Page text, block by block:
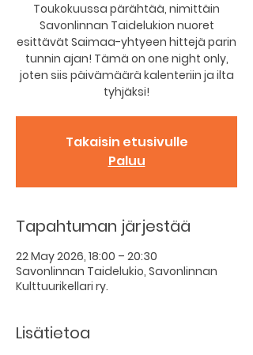
Toukokuussa pärähtää, nimittäin
Savonlinnan Taidelukion nuoret
esittävät Saimaa-yhtyeen hittejä parin
tunnin ajan! Tämä on one night only,
joten siis päivämäärä kalenteriin ja ilta
tyhjäksi!
Takaisin etusivulle
Paluu
Tapahtuman järjestää
22 May 2026, 18:00 – 20:30
Savonlinnan Taidelukio, Savonlinnan
Kulttuurikellari ry.
Lisätietoa